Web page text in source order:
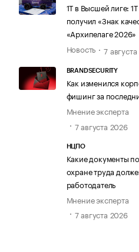
1Т в Высшей лиге:
получил «Знак
«Архипелаге 2026»
Новость
7
BRANDSECURITY
Как изменился
фишинг за
Мнение эксперта
7 августа 2026
НЦПО
Какие документы
охране труда
работодатель
Мнение эксперта
7 августа 2026